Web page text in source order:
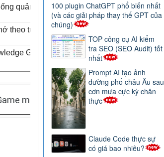
quản lý tri thức hàng đầu
theo từng dự án
Graph AI và tìm kiếm thông
mobile
100 plugin ChatGPT phổ biến nhất
(và các giải pháp thay thế GPT của
chúng)
TOP công cụ AI kiểm
tra SEO (SEO Audit) tốt
nhất
Prompt AI tạo ảnh
đường phố châu Âu sau
cơn mưa cực kỳ chân
thực
Claude Code thực sự
có giá bao nhiêu?